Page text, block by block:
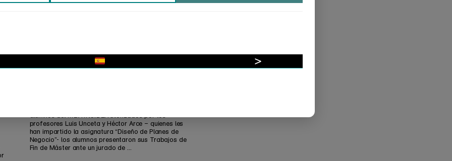
profesores Luis Unceta y Héctor Arce – quienes les
han impartido la asignatura “Diseño de Planes de
Negocio”- los alumnos presentaron sus Trabajos de
Fin de Máster ante un jurado de ...